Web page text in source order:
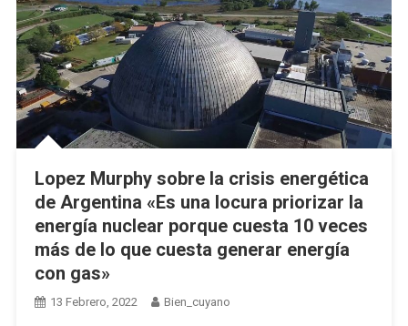
Lopez Murphy sobre la crisis energética
de Argentina «Es una locura priorizar la
energía nuclear porque cuesta 10 veces
más de lo que cuesta generar energía
con gas»
13 Febrero, 2022 Bien_cuyano